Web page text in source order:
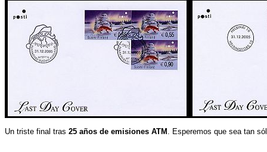
Un triste final tras 25 años de emisiones ATM . Esperemos que sea tan